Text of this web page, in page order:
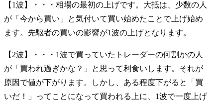
【1波】・・・相場の最初の上げです。大抵は、少数の人
が「今から買い」と気付いて買い始めたことで上げ始め
ます。先駆者の買いの影響が1波の上げとなります。
【2波】・・・1波で買っていたトレーダーの何割かの人
が「買われ過ぎかな？」と思って利食いします。それが
原因で値が下がります。しかし、ある程度下がると「買
いだ！」ってことになって買われる上に、1波で一度上げ